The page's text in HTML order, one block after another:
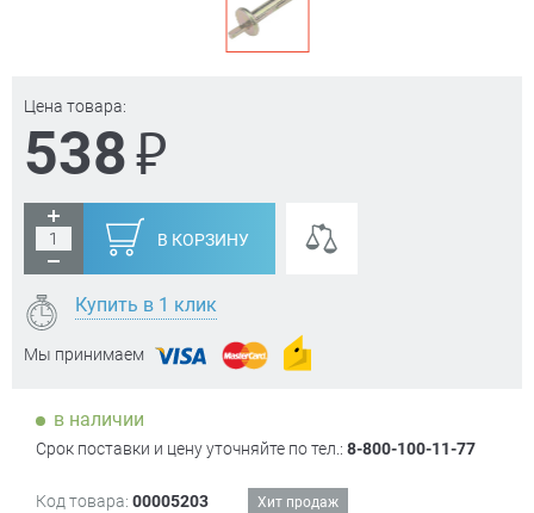
Цена товара:
538₽
В КОРЗИНУ
Купить в 1 клик
Мы принимаем
в наличии
Срок поставки и цену уточняйте по тел.: 8-800-100-11-77
Код товара: 00005203 Хит продаж